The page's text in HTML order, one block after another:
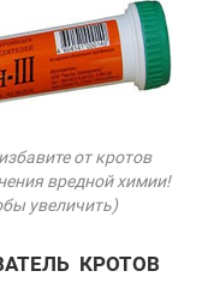
от кротов
вредной химии!
увеличить)
КРОТОВ